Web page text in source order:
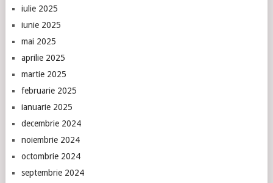
iulie 2025
iunie 2025
mai 2025
aprilie 2025
martie 2025
februarie 2025
ianuarie 2025
decembrie 2024
noiembrie 2024
octombrie 2024
septembrie 2024